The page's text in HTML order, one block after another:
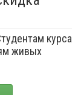
курса
живых